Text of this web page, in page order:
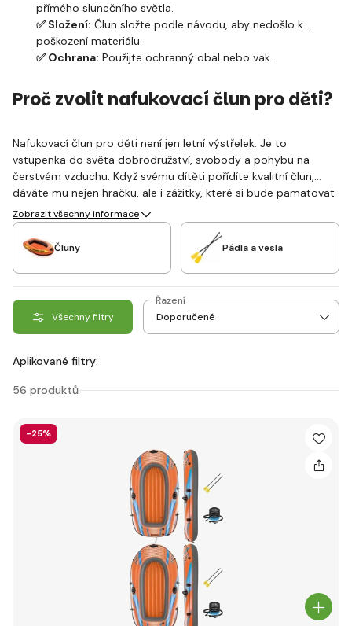
přímého slunečního světla.
✅ Složení: Člun složte podle návodu, aby nedošlo k
poškození materiálu.
✅ Ochrana: Použijte ochranný obal nebo vak.
Proč zvolit nafukovací člun pro děti?
Nafukovací člun pro děti není jen letní výstřelek. Je to
vstupenka do světa dobrodružství, svobody a pohybu na
čerstvém vzduchu. Když svému dítěti pořídíte kvalitní člun,
dáváte mu nejen hračku, ale i zážitky, které si bude pamatovat
celý život.
Zobrazit všechny informace
Čluny Pádla a vesla
Všechny filtry
Řazení
Aplikované filtry:
56 produktů
-25%